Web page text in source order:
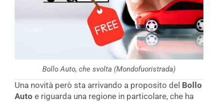
Bollo Auto, che svolta (Mondofuoristrada)
Una novità però sta arrivando a proposito del Bollo
Auto e riguarda una regione in particolare, che ha